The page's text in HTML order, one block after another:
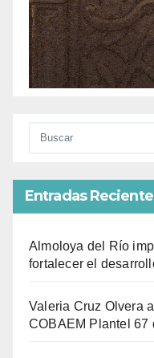
Entradas
Almoloya del Río
fortalecer el
Valeria Cruz Olvera
COBAEM Plantel 67